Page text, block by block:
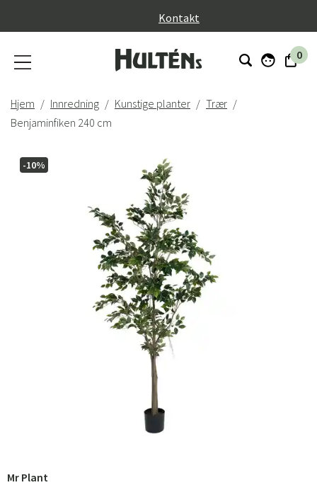
Kontakt
0
Hjem Innredning Kunstige planter
Trær
Benjaminfiken 240 cm
-10%
Mr Plant